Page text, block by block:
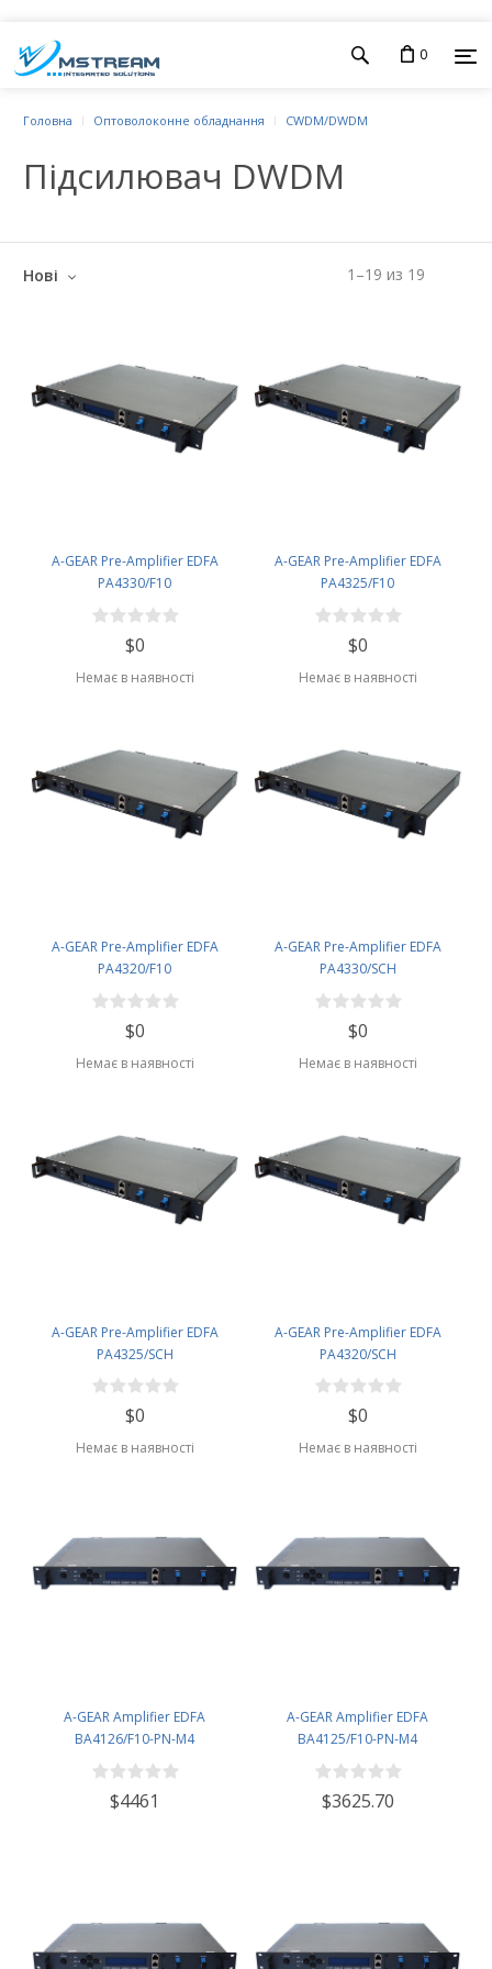
0
Головна Оптоволоконне обладнання CWDM/DWDM
Підсилювач DWDM
1 –19 из 19
Нові
A-GEAR Pre-Amplifier EDFA
PA4330/F10
$0
Немає в наявності
A-GEAR Pre-Amplifier EDFA
PA4325/F10
$0
Немає в наявності
A-GEAR Pre-Amplifier EDFA
PA4320/F10
$0
Немає в наявності
A-GEAR Pre-Amplifier EDFA
PA4330/SCH
$0
Немає в наявності
A-GEAR Pre-Amplifier EDFA
PA4325/SCH
$0
Немає в наявності
A-GEAR Pre-Amplifier EDFA
PA4320/SCH
$0
Немає в наявності
A-GEAR Amplifier EDFA
BA4126/F10-PN-M4
$4461
A-GEAR Amplifier EDFA
BA4125/F10-PN-M4
$3625.70